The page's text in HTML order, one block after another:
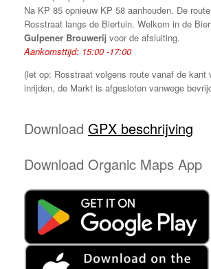
Na KP 85 opnieuw KP 58 aanhouden. De
Rosstraat langs de Biertuin. Welkom in de
Gulpener Brouwerij voor de afsluiting.
Aankomsttijd: 15:00 -17:00
(let op: Rosstraat volgens route vanaf de kant
inrijden, de Markt is afgesloten vanwege
Download GPX beschrijving
Download Organic Maps App